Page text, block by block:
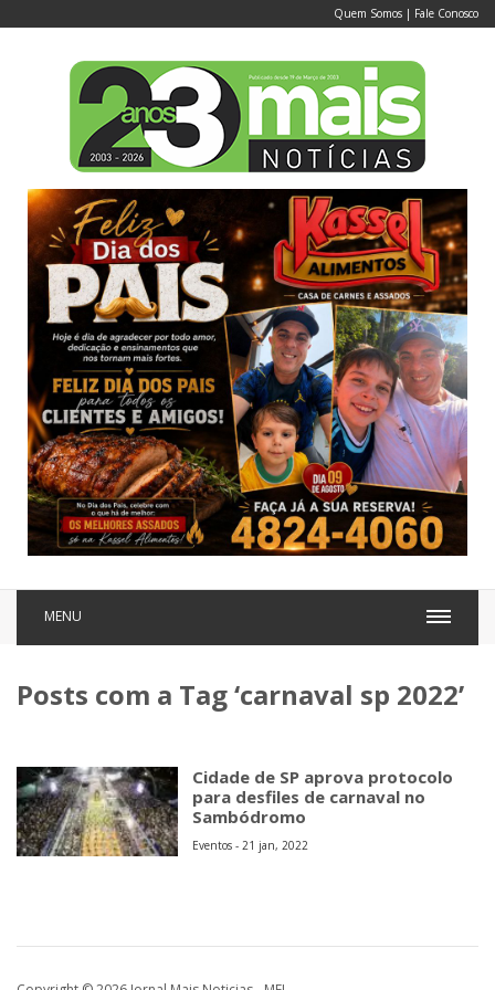
Quem Somos | Fale Conosco
MENU
Posts com a Tag ‘carnaval sp 2022’
Cidade de SP aprova protocolo
para desfiles de carnaval no
Sambódromo
Eventos - 21 jan, 2022